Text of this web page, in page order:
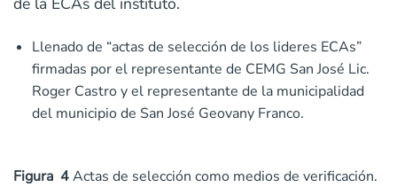
Llenado de “actas de selección de los lideres ECAs”
firmadas por el representante de CEMG San José Lic.
Roger Castro y el representante de la municipalidad
del municipio de San José Geovany Franco.
Figura 4Actas de selección como medios de verificación.